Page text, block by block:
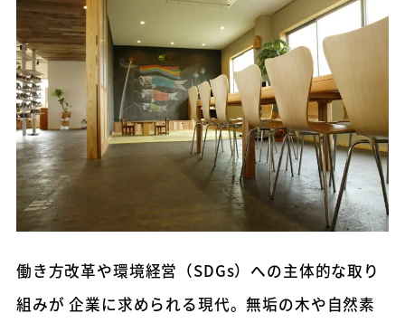
働き方改革や環境経営（SDGs）への主体的な取り
組みが 企業に求められる現代。無垢の木や自然素